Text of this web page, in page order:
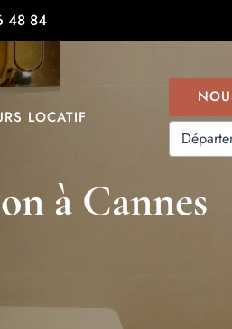
48 84
LOCATIF
à Cannes